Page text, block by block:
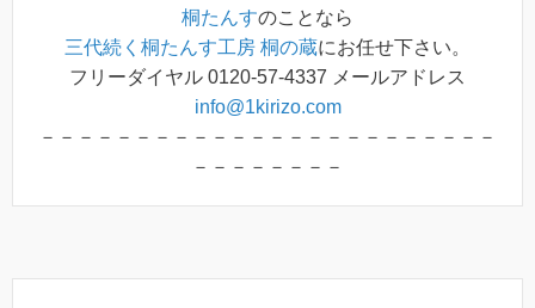
桐たんすのことなら
三代続く桐たんす工房 桐の蔵にお任せ下さい。
フリーダイヤル 0120-57-4337 メールアドレス
info@1kirizo.com
－－－－－－－－－－－－－－－－－－－－－－－－
－－－－－－－－